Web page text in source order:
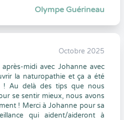
Olympe Guérineau
Octobre 2025
midi avec Johanne avec
la naturopathie et ça a été
! Au delà des tips que nous
se sentir mieux, nous avons
! Merci à Johanne pour sa
qui aident/aideront à